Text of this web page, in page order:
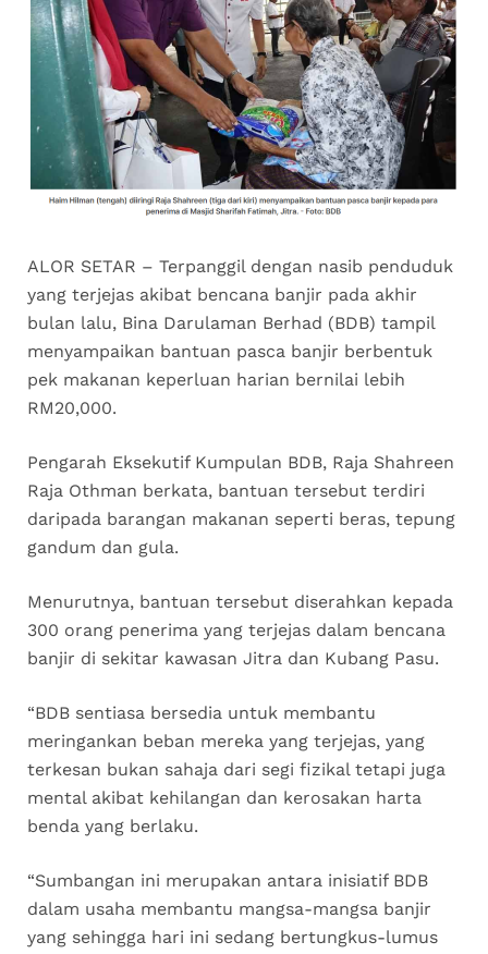
ALOR SETAR – Terpanggil dengan nasib penduduk
yang terjejas akibat bencana banjir pada akhir
bulan lalu, Bina Darulaman Berhad (BDB) tampil
menyampaikan bantuan pasca banjir berbentuk
pek makanan keperluan harian bernilai lebih
RM20,000.
Pengarah Eksekutif Kumpulan BDB, Raja Shahreen
Raja Othman berkata, bantuan tersebut terdiri
daripada barangan makanan seperti beras, tepung
gandum dan gula.
Menurutnya, bantuan tersebut diserahkan kepada
300 orang penerima yang terjejas dalam bencana
banjir di sekitar kawasan Jitra dan Kubang Pasu.
“BDB sentiasa bersedia untuk membantu
meringankan beban mereka yang terjejas, yang
terkesan bukan sahaja dari segi fizikal tetapi juga
mental akibat kehilangan dan kerosakan harta
benda yang berlaku.
“Sumbangan ini merupakan antara inisiatif BDB
dalam usaha membantu mangsa-mangsa banjir
yang sehingga hari ini sedang bertungkus-lumus